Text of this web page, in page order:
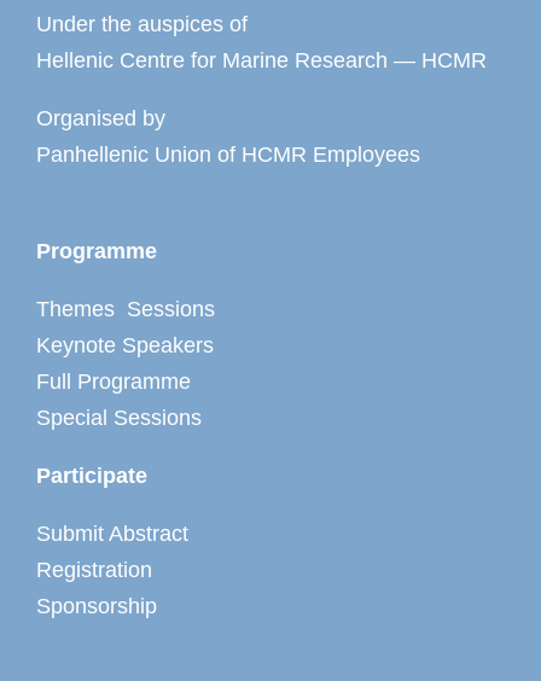
Under the auspices of
Hellenic Centre for Marine Research — HCMR
Organised by
Panhellenic Union of HCMR Employees
Programme
Themes Sessions
Keynote Speakers
Full Programme
Special Sessions
Participate
Submit Abstract
Registration
Sponsorship